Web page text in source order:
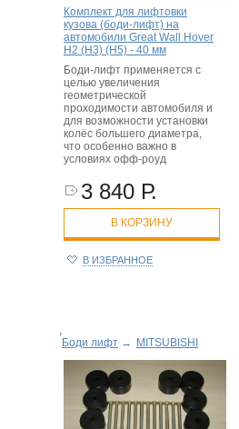
Комплект для лифтовки
кузова (боди-лифт) на
автомобили Great Wall Hover
H2 (H3) (H5) - 40 мм
Боди-лифт применяется с
целью увеличения
геометрической
проходимости автомобиля и
для возможности установки
колёс большего диаметра,
что особенно важно в
условиях офф-роуд
3 840 Р.
В КОРЗИНУ
В ИЗБРАННОЕ
Боди лифт → MITSUBISHI